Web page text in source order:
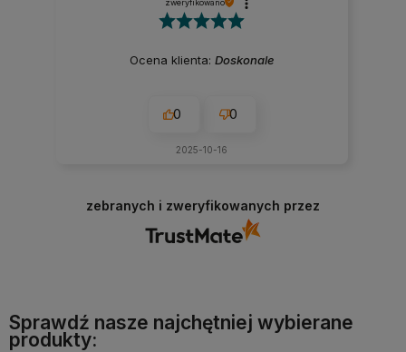
zweryfikowano
Ocena klienta: Doskonale
0 0
2025-10-16
zebranych i zweryfikowanych przez
Sprawdź nasze najchętniej wybierane
produkty: